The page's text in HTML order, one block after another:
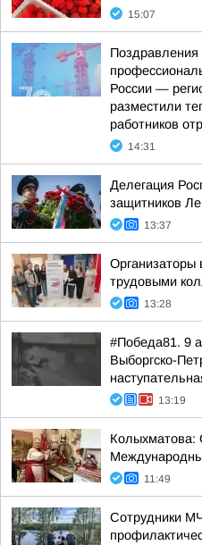
15:07
Поздравления
России —
разместили
работников
14:31
Делегация
защитников
13:37
Организаторы
трудовыми
13:28
#Победа81. 9
Выборгско-
13:19
Колыхматова:
11:49
Сотрудники